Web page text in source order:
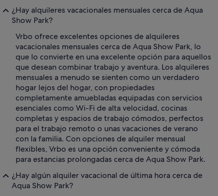
¿Hay alquileres vacacionales mensuales cerca de Aqua
Show Park?
Vrbo ofrece excelentes opciones de alquileres
vacacionales mensuales cerca de Aqua Show Park, lo
que lo convierte en una excelente opción para aquellos
que desean combinar trabajo y aventura. Los alquileres
mensuales a menudo se sienten como un verdadero
hogar lejos del hogar, con propiedades
completamente amuebladas equipadas con servicios
esenciales como Wi-Fi de alta velocidad, cocinas
completas y espacios de trabajo cómodos, perfectos
para el trabajo remoto o unas vacaciones de verano
con la familia. Con opciones de alquiler mensual
flexibles, Vrbo es una opción conveniente y cómoda
para estancias prolongadas cerca de Aqua Show Park.
¿Hay algún alquiler vacacional de última hora cerca de
Aqua Show Park?